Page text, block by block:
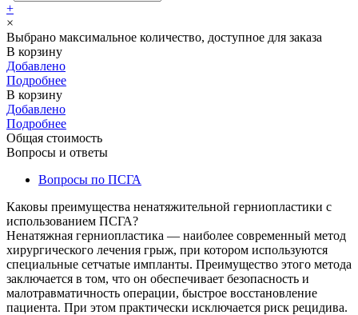
+
×
Выбрано максимальное количество, доступное для заказа
В корзину
Добавлено
Подробнее
В корзину
Добавлено
Подробнее
Общая стоимость
Вопросы и ответы
Вопросы по ПСГА
Каковы преимущества ненатяжительной герниопластики с
использованием ПСГА?
Ненатяжная герниопластика — наиболее современный метод
хирургического лечения грыж, при котором используются
специальные сетчатые импланты. Преимущество этого метода
заключается в том, что он обеспечивает безопасность и
малотравматичность операции, быстрое восстановление
пациента. При этом практически исключается риск рецидива.